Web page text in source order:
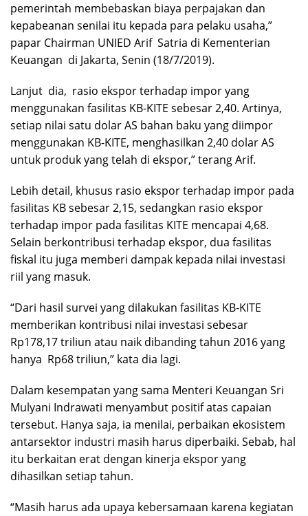
pemerintah membebaskan biaya perpajakan dan
kepabeanan senilai itu kepada para pelaku usaha,”
papar Chairman UNIED Arif Satria di Kementerian
Keuangan di Jakarta, Senin (18/7/2019).
Lanjut dia, rasio ekspor terhadap impor yang
menggunakan fasilitas KB-KITE sebesar 2,40. Artinya,
setiap nilai satu dolar AS bahan baku yang diimpor
menggunakan KB-KITE, menghasilkan 2,40 dolar AS
untuk produk yang telah di ekspor,” terang Arif.
Lebih detail, khusus rasio ekspor terhadap impor pada
fasilitas KB sebesar 2,15, sedangkan rasio ekspor
terhadap impor pada fasilitas KITE mencapai 4,68.
Selain berkontribusi terhadap ekspor, dua fasilitas
fiskal itu juga memberi dampak kepada nilai investasi
riil yang masuk.
“Dari hasil survei yang dilakukan fasilitas KB-KITE
memberikan kontribusi nilai investasi sebesar
Rp178,17 triliun atau naik dibanding tahun 2016 yang
hanya Rp68 triliun,” kata dia lagi.
Dalam kesempatan yang sama Menteri Keuangan Sri
Mulyani Indrawati menyambut positif atas capaian
tersebut. Hanya saja, ia menilai, perbaikan ekosistem
antarsektor industri masih harus diperbaiki. Sebab, hal
itu berkaitan erat dengan kinerja ekspor yang
dihasilkan setiap tahun.
“Masih harus ada upaya kebersamaan karena kegiatan